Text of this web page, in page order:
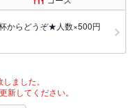
からどうぞ★人数×500円
ました。
新してください。